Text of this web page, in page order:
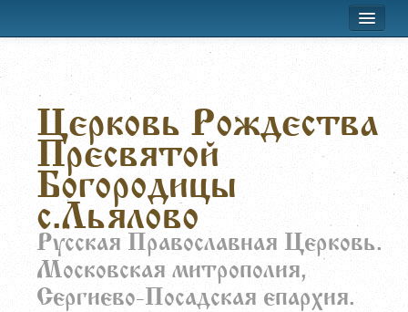
Лествица
Воскресная школа
Расписание
О храме
Заказать требы
Церковь Рождества
Пресвятой
Богородицы
с.Льялово
Русская Православная Церковь.
Московская митрополия,
Сергиево-Посадская епархия.